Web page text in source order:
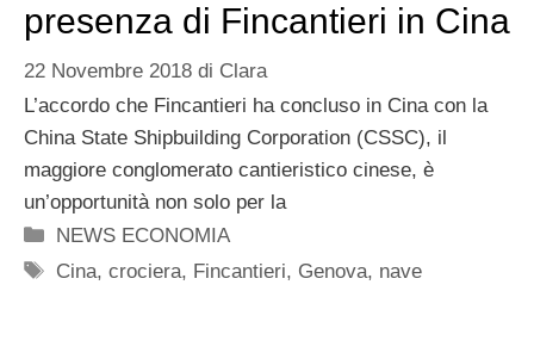
presenza di Fincantieri in Cina
22 Novembre 2018 di Clara
L’accordo che Fincantieri ha concluso in Cina con la
China State Shipbuilding Corporation (CSSC), il
maggiore conglomerato cantieristico cinese, è
un’opportunità non solo per la
Categorie
NEWS ECONOMIA
Tag
Cina,crociera, Fincantieri, Genova, nave